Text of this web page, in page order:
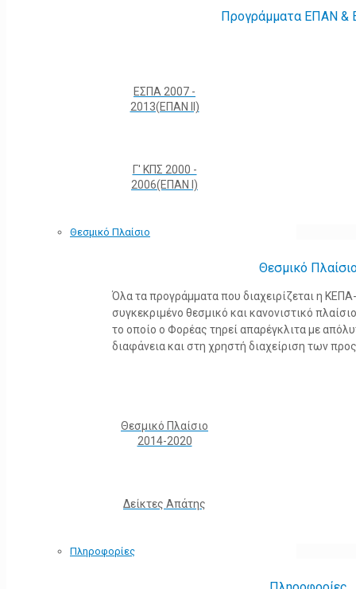
Προγράμματα ΕΠΑΝ &
ΕΣΠΑ 2007 -
2013(ΕΠΑΝ ΙΙ)
Γ' ΚΠΣ 2000 -
2006(ΕΠΑΝ Ι)
Θεσμικό Πλαίσιο
Θεσμικό
Όλα τα προγράμματα που διαχειρίζεται η
συγκεκριμένο θεσμικό και κανονιστικό
το οποίο ο Φορέας τηρεί απαρέγκλιτα με
διαφάνεια και στη χρηστή διαχείριση των
Θεσμικό Πλαίσιο
2014-2020
Δείκτες Απάτης
Πληροφορίες